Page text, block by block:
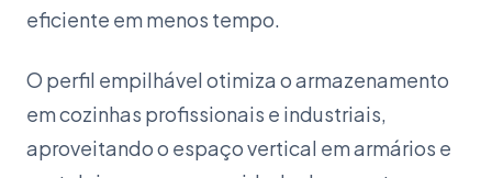
eficiente em menos tempo.
O perfil empilhável otimiza o armazenamento
em cozinhas profissionais e industriais,
aproveitando o espaço vertical em armários e